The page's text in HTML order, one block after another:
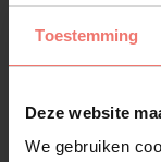
Toestemming
Deze website
We gebruiken
Corry